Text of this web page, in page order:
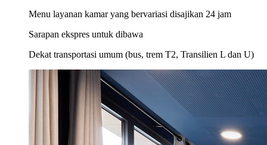
Menu layanan kamar yang bervariasi disajikan 24 jam
Sarapan ekspres untuk dibawa
Dekat transportasi umum (bus, trem T2, Transilien L dan U)